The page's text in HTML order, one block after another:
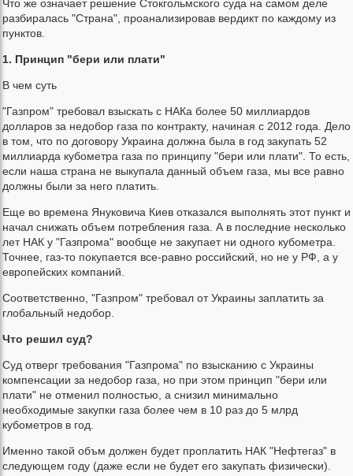
Что же означает решение Стокгольмского суда на самом деле
разбиралась "Страна", проанализировав вердикт по каждому из
пунктов.
1. Принцип "бери или плати"
В чем суть
"Газпром" требовал взыскать с НАКа более 50 миллиардов
долларов за недобор газа по контракту, начиная с 2012 года. Дело
в том, что по договору Украина должна была в год закупать 52
миллиарда кубометра газа по принципу "бери или плати". То есть,
если наша страна не выкупала данный объем газа, мы все равно
должны были за него платить.
Еще во времена Януковича Киев отказался выполнять этот пункт и
начал снижать объем потребления газа. А в последние несколько
лет НАК у "Газпрома" вообще не закупает ни одного кубометра.
Точнее, газ-то покупается все-равно российский, но не у РФ, а у
европейских компаний.
Соответственно, "Газпром" требовал от Украины заплатить за
глобальный недобор.
Что решил суд?
Суд отверг требования "Газпрома" по взысканию с Украины
компенсации за недобор газа, но при этом принцип "бери или
плати" не отменил полностью, а снизил минимально
необходимые закупки газа более чем в 10 раз до 5 млрд
кубометров в год.
Именно такой объм должен будет проплатить НАК "Нефтегаз" в
следующем году (даже если не будет его закупать физически).